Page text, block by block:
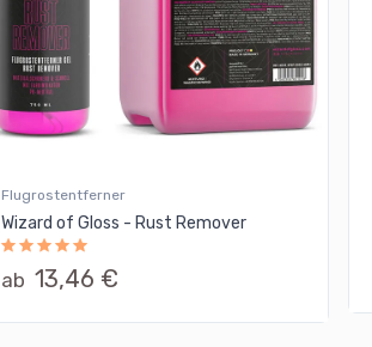
Flugrostentferner
Wizard of Gloss - Rust Remover
ab 13,46 €